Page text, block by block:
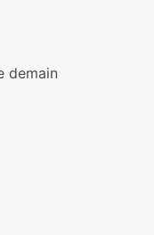
demain